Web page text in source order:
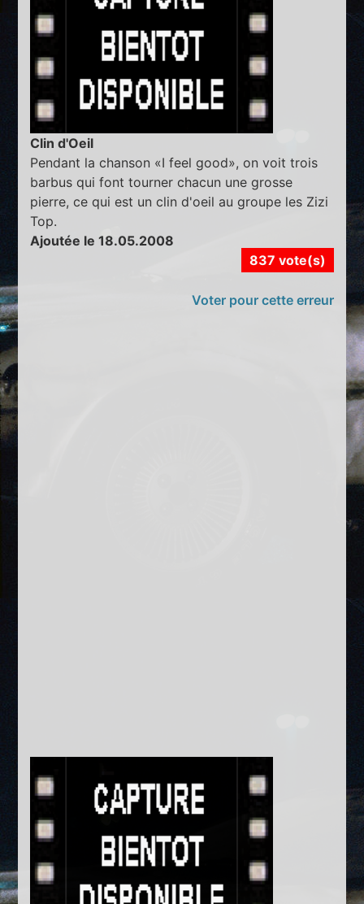
Clin d'Oeil
Pendant la chanson «I feel good», on voit trois
barbus qui font tourner chacun une grosse
pierre, ce qui est un clin d'oeil au groupe les Zizi
Top.
Ajoutée le 18.05.2008
837 vote(s)
Voter pour cette erreur